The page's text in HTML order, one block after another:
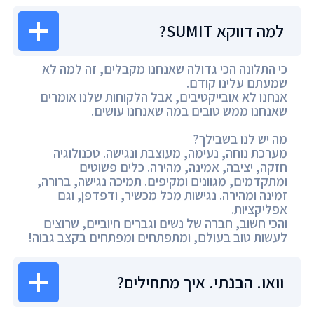
למה דווקא SUMIT?
כי התלונה הכי גדולה שאנחנו מקבלים, זה למה לא
שמעתם עלינו קודם.
אנחנו לא אובייקטיבים, אבל הלקוחות שלנו אומרים
שאנחנו ממש טובים במה שאנחנו עושים.
מה יש לנו בשבילך?
מערכת נוחה, נעימה, מעוצבת ונגישה. טכנולוגיה
חזקה, יציבה, אמינה, מהירה. כלים פשוטים
ומתקדמים, מגוונים ומקיפים. תמיכה נגישה, ברורה,
זמינה ומהירה. נגישות מכל מכשיר, ודפדפן, וגם
אפליקציות.
והכי חשוב, חברה של נשים וגברים חיוביים, שרוצים
לעשות טוב בעולם, ומתפתחים ומפתחים בקצב גבוה!
וואו. הבנתי. איך מתחילים?